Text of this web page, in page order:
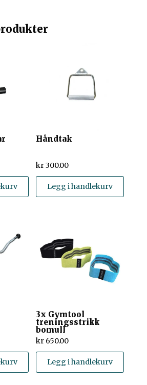
Håndtak
kr300.00
Legg i handlekurv
3x Gymtool
treningsstrikk
bomull
kr 650.00
Legg i handlekurv